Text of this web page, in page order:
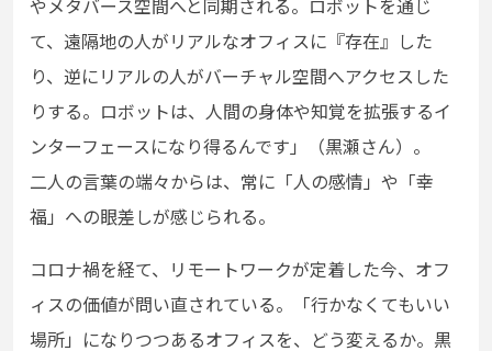
やメタバース空間へと同期される。ロボットを通じ
て、遠隔地の人がリアルなオフィスに『存在』した
り、逆にリアルの人がバーチャル空間へアクセスした
りする。ロボットは、人間の身体や知覚を拡張するイ
ンターフェースになり得るんです」（黒瀬さん）。
二人の言葉の端々からは、常に「人の感情」や「幸
福」への眼差しが感じられる。
コロナ禍を経て、リモートワークが定着した今、オフ
ィスの価値が問い直されている。「行かなくてもいい
場所」になりつつあるオフィスを、どう変えるか。黒